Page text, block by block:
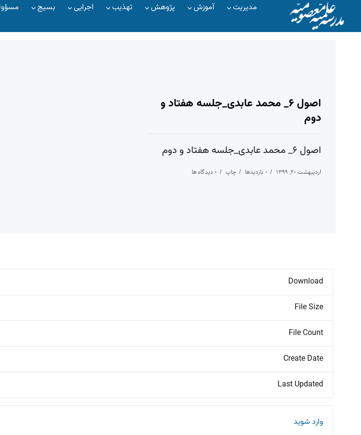
مدیریت آموزش پژوهش تهذیب اجرایی بسیج
اصول ۶_ محمد عابدی_جلسه هفتاد و
دوم
اصول ۶_ محمد عابدی_جلسه هفتاد و دوم
اردیبهشت ۲۰, ۱۳۹۹ ۰ بازدیدها چاپ ۰ دیدگاه ها
Download
File Size
File Count
Create Date
Last Updated
وارد شوید